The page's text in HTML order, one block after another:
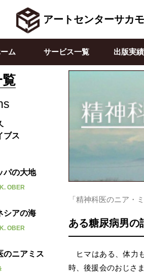
アートセンターサカ
ム サービス一覧 出版実績
ブス
パの大地
OBER
シアの海
OBER
のニアミス
「精神科医のニア・
ある糖尿病男
ヒマはある、体力
時、後援会のおじさ